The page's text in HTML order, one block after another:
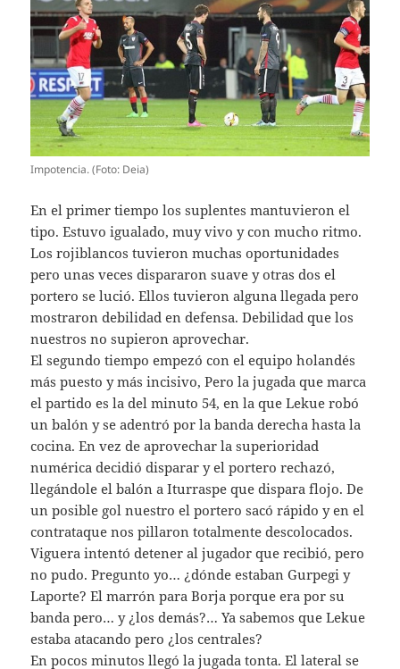
Impotencia. (Foto: Deia)
En el primer tiempo los suplentes mantuvieron el
tipo. Estuvo igualado, muy vivo y con mucho ritmo.
Los rojiblancos tuvieron muchas oportunidades
pero unas veces dispararon suave y otras dos el
portero se lució. Ellos tuvieron alguna llegada pero
mostraron debilidad en defensa. Debilidad que los
nuestros no supieron aprovechar.
El segundo tiempo empezó con el equipo holandés
más puesto y más incisivo, Pero la jugada que marca
el partido es la del minuto 54, en la que Lekue robó
un balón y se adentró por la banda derecha hasta la
cocina. En vez de aprovechar la superioridad
numérica decidió disparar y el portero rechazó,
llegándole el balón a Iturraspe que dispara flojo. De
un posible gol nuestro el portero sacó rápido y en el
contrataque nos pillaron totalmente descolocados.
Viguera intentó detener al jugador que recibió, pero
no pudo. Pregunto yo… ¿dónde estaban Gurpegi y
Laporte? El marrón para Borja porque era por su
banda pero… y ¿los demás?… Ya sabemos que Lekue
estaba atacando pero ¿los centrales?
En pocos minutos llegó la jugada tonta. El lateral se